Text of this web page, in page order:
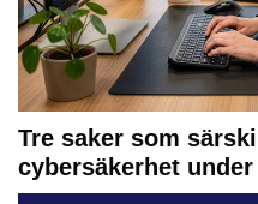
Tre saker som
cybersäkerhet